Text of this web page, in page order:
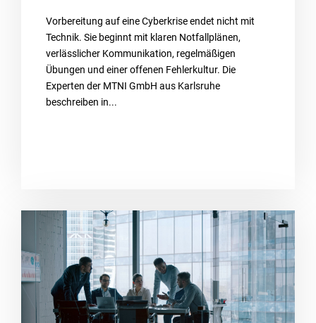
Vorbereitung auf eine Cyberkrise endet nicht mit
Technik. Sie beginnt mit klaren Notfallplänen,
verlässlicher Kommunikation, regelmäßigen
Übungen und einer offenen Fehlerkultur. Die
Experten der MTNI GmbH aus Karlsruhe
beschreiben in...